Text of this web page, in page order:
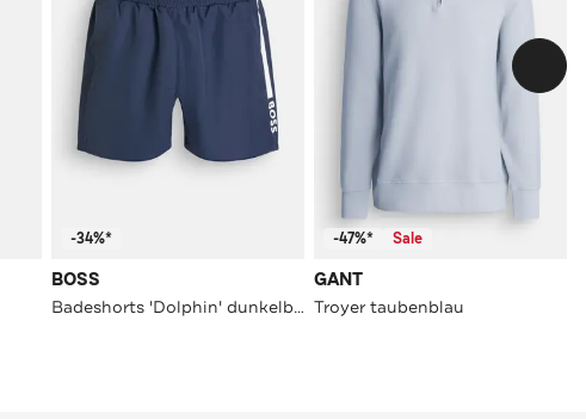
-34%*
BOSS
Badeshorts 'Dolphin' dunkelblau
-47%* Sale
GANT
Troyer taubenblau